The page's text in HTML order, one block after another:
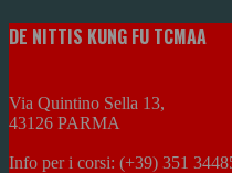
DE NITTIS KUNG FU TCMAA
Via Quintino Sella 13,
43126 PARMA
Info per i corsi: (+39) 351